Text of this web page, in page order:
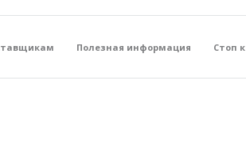
Полезная информация Стоп